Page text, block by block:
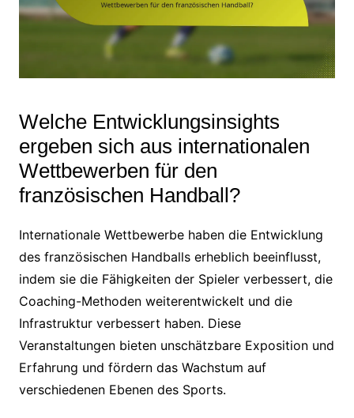
Welche Entwicklungsinsights
ergeben sich aus internationalen
Wettbewerben für den
französischen Handball?
Internationale Wettbewerbe haben die Entwicklung
des französischen Handballs erheblich beeinflusst,
indem sie die Fähigkeiten der Spieler verbessert, die
Coaching-Methoden weiterentwickelt und die
Infrastruktur verbessert haben. Diese
Veranstaltungen bieten unschätzbare Exposition und
Erfahrung und fördern das Wachstum auf
verschiedenen Ebenen des Sports.